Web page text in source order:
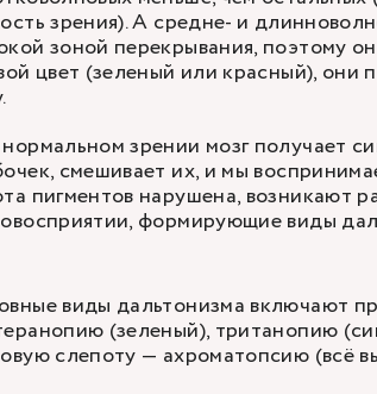
зрения). А средне- и
зоной перекрывания, поэтому
цвет (зеленый или красный), они
зрении мозг получает
смешивает их, и мы
пигментов нарушена, возникают
формирующие виды
виды дальтонизма включают
(зеленый), тританопию
слепоту — ахроматопсию (всё